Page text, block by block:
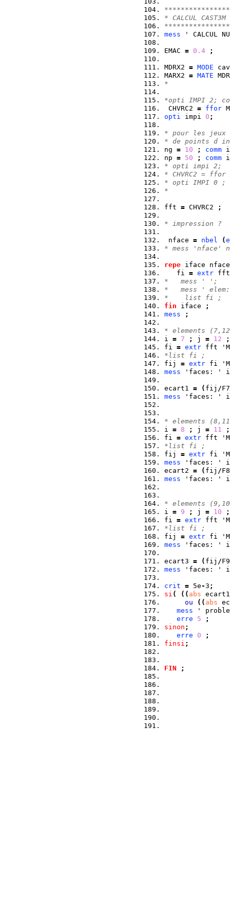
*
mess ' CALCUL
EMAC = 0.4 ;
MDRX2 = MODE
MARX2 = MATE
*
*opti IMPI 2;
CHVRC2 = ffor
opti impi 0 ;
* pour les jeux
* de points d
ng = 10 ; comm
np = 50 ; comm
* opti impi 2;
* CHVRC2 = ffor
* opti IMPI 0 ;
*
fft = CHVRC2 ;
* impression ?
nface = nbel (
* mess 'nface'
repe iface nface
   fi
= extr fft
*   mess ' ';
*   mess '
*    list fi ;
fin iface
;
mess
;
* elements
i = 7 ; j = 12
;
fi = extr fft
*list fi ;
fij = extr fi
mess 'faces:
ecart1 = ( fij /
mess 'faces: '
* elements
i = 8 ; j = 11
;
fi = extr fft
*list fi ;
fij = extr fi
mess 'faces:
ecart2 = ( fij /
mess 'faces: '
* elements
i = 9 ; j = 10
;
fi = extr fft
*list fi ;
fij = extr fi
mess 'faces:
ecart3 = ( fij /
mess 'faces: '
crit = 5e-3 ;
si ( ( ( abs ecart1
ou
( ( abs
mess '
erre
5
;
sinon ;
erre
0
;
finsi ;
FIN ;